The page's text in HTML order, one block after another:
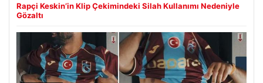
Rapçi Keskin’in Klip Çekimindeki Silah Kullanımı Nedeniyle
Gözaltı